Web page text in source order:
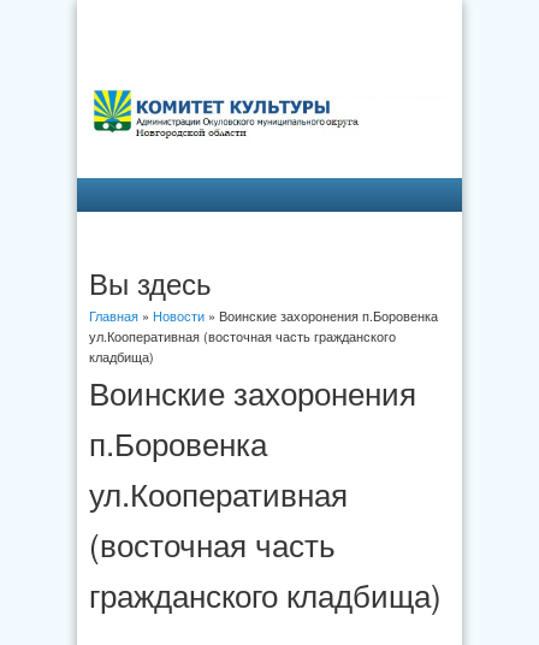
Вы здесь
Главная» Новости» Воинские захоронения п.Боровенка
ул.Кооперативная (восточная часть гражданского
кладбища)
Воинские захоронения
п.Боровенка
ул.Кооперативная
(восточная часть
гражданского кладбища)